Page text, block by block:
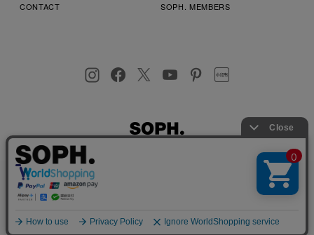
CONTACT SOPH. MEMBERS
プライバシーポリシー
店舗受取サービス
お客様により良いサービスを提供するため、cookie(クッキー)を
使用することがございます。 詳しくは
プライバシーポリシーを
ご確認ください。
OK